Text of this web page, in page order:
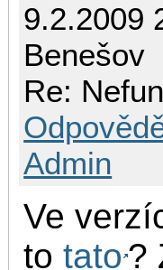
9.2.2009
Benešov
Re:
Admin
Ve
totato ?